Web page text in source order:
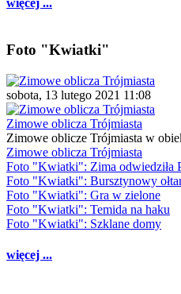
Foto "Kwiatki"
sobota, 13 lutego 2021 11:08
Zimowe oblicza Trójmiasta
Zimowe oblicze Trójmiasta w
Zimowe oblicza Trójmiasta
Foto "Kwiatki": Zima odwiedziła
Foto "Kwiatki": Bursztynowy
Foto "Kwiatki": Gra w zielone
Foto "Kwiatki": Temida na haku
Foto "Kwiatki": Szklane domy
więcej ...